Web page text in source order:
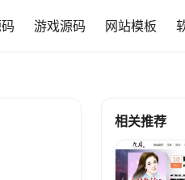
游戏源码 网站模板
相关推荐